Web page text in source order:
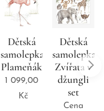
Dětská
samolepka
Plameňák
1 099,00
Kč
Dětská
samolepka
Zvířata v
džungli
set
Cena